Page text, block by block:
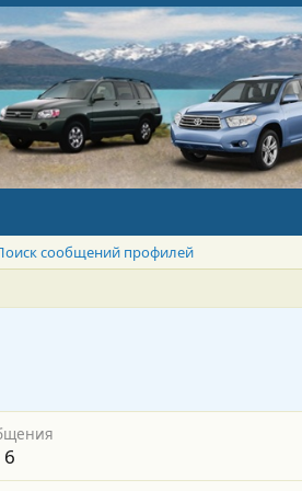
сообщений профилей
6